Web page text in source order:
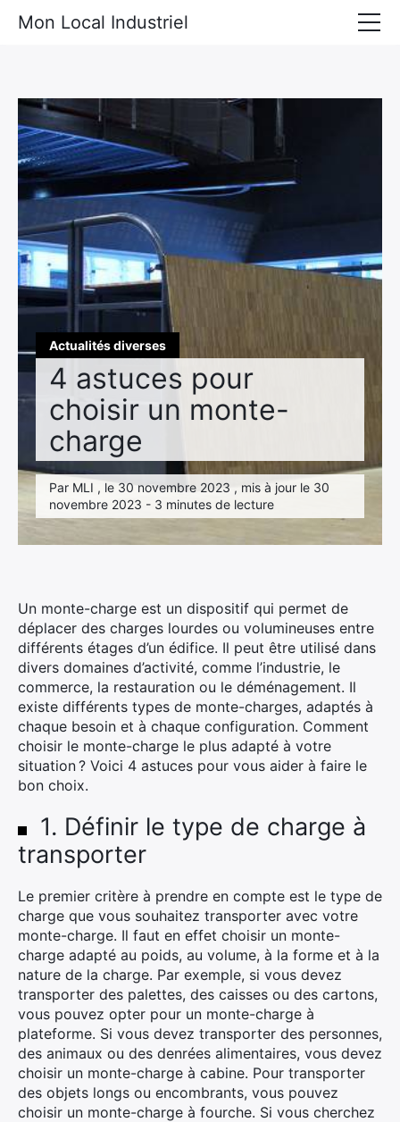
Actualités diverses
4 astuces pour
choisir un monte-
charge
Par MLI , le 30 novembre 2023 , mis à jour le 30
novembre 2023 - 3 minutes de lecture
Un monte-charge est un dispositif qui permet de
déplacer des charges lourdes ou volumineuses entre
différents étages d’un édifice. Il peut être utilisé dans
divers domaines d’activité, comme l’industrie, le
commerce, la restauration ou le déménagement. Il
existe différents types de monte-charges, adaptés à
chaque besoin et à chaque configuration. Comment
choisir le monte-charge le plus adapté à votre
situation ? Voici 4 astuces pour vous aider à faire le
bon choix.
1. Définir le type de charge à
transporter
Le premier critère à prendre en compte est le type de
charge que vous souhaitez transporter avec votre
monte-charge. Il faut en effet choisir un monte-
charge adapté au poids, au volume, à la forme et à la
nature de la charge. Par exemple, si vous devez
transporter des palettes, des caisses ou des cartons,
vous pouvez opter pour un monte-charge à
plateforme. Si vous devez transporter des personnes,
des animaux ou des denrées alimentaires, vous devez
choisir un monte-charge à cabine. Pour transporter
des objets longs ou encombrants, vous pouvez
choisir un monte-charge à fourche. Si vous cherchez
Mon Local Industriel
Locaux industriels à vendre
Actualités diverses
Matériel industriel